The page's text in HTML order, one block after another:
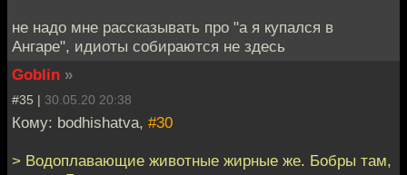
не надо мне рассказывать про "а я купался в
Ангаре", идиоты собираются не здесь
Goblin »
#35 | 30.05.20 20:38
Кому: bodhishatva, #30
> Водоплавающие животные жирные же. Бобры там,